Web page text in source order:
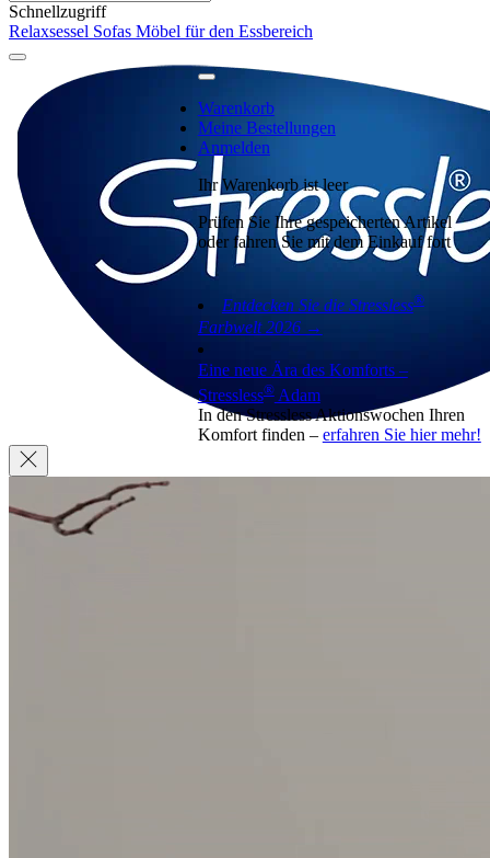
Schnellzugriff
Relaxsessel Sofas Möbel für den Essbereich
Warenkorb
Meine Bestellungen
Anmelden
Ihr Warenkorb ist leer
Prüfen Sie Ihre gespeicherten Artikel
oder fahren Sie mit dem Einkauf fort
Entdecken Sie die Stressless®
Farbwelt 2026 →
Eine neue Ära des Komforts –
Stressless®Adam
In den Stressless Aktionswochen Ihren
Komfort finden – erfahren Sie hier mehr!